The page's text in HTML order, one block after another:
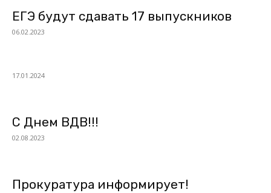
ЕГЭ будут сдавать 17 выпускников
06.02.2023
17.01.2024
С Днем ВДВ!!!
02.08.2023
Прокуратура информирует!